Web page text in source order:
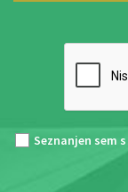
Seznanjen sem s